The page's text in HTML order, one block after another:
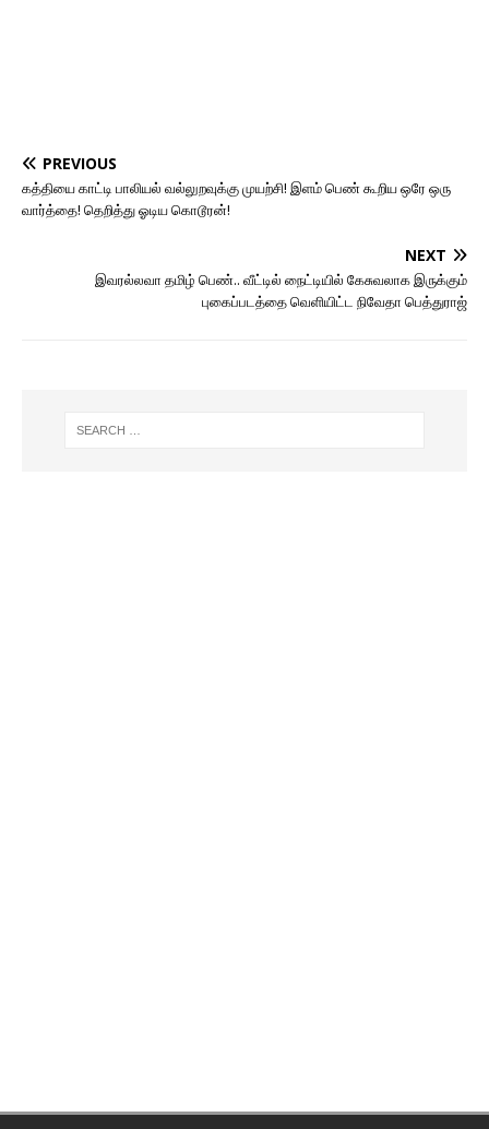
PREVIOUS
கத்தியை காட்டி பாலியல் வல்லுறவுக்கு முயற்சி! இளம் பெண் கூறிய ஒரே ஒரு
வார்த்தை! தெறித்து ஓடிய கொடூரன்!
NEXT
இவரல்லவா தமிழ் பெண்.. வீட்டில் நைட்டியில் கேசுவலாக இருக்கும்
புகைப்படத்தை வெளியிட்ட நிவேதா பெத்துராஜ்